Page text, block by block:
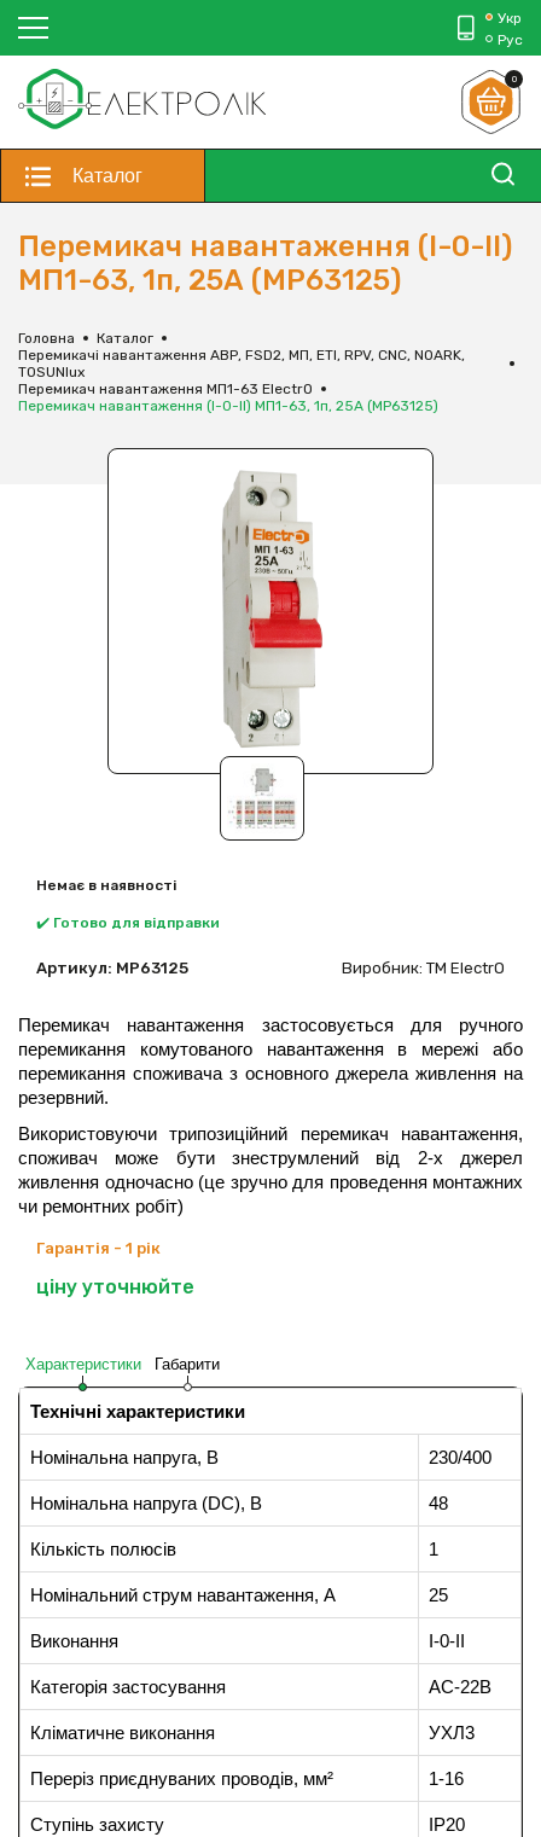
Укр
Рус
0
Каталог
Перемикач навантаження (І-0-ІІ)
МП1-63, 1п, 25А (MP63125)
Головна
Каталог
Перемикачі навантаження АВР, FSD2, МП, ЕТІ, RPV, CNC, NOARK,
TOSUNlux
Перемикач навантаження МП1-63 ElectrO
Перемикач навантаження (І-0-ІІ) МП1-63, 1п, 25А (MP63125)
Немає в наявності
✔️ Готово для відправки
Артикул: MP63125 Виробник: ТМ ElectrO
Перемикач навантаження застосовується для ручного
перемикання комутованого навантаження в мережі або
перемикання споживача з основного джерела живлення на
резервний.
Використовуючи трипозиційний перемикач навантаження,
споживач може бути знеструмлений від 2-х джерел
живлення одночасно (це зручно для проведення монтажних
чи ремонтних робіт)
Гарантія - 1 рік
ціну уточнюйте
Характеристики Габарити
Технічні характеристики
Номінальна напруга, В 230/400
Номінальна напруга (DC), B 48
Кількість полюсів 1
Номінальний струм навантаження, А 25
Виконання I-0-II
Категорія застосування АС-22В
Кліматичне виконання УХЛ3
Переріз приєднуваних проводів, мм² 1-16
Ступінь захисту IP20